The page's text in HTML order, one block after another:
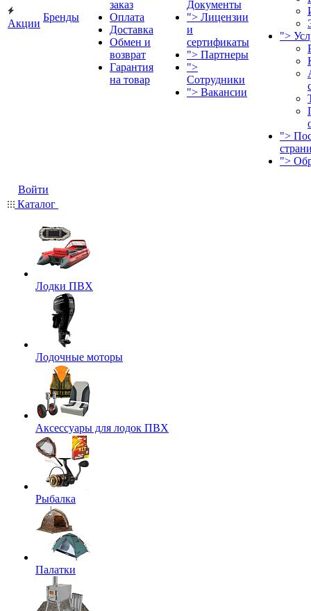
Акции
Бренды
заказ
Оплата
Доставка
Обмен и
возврат
Гарантия
на товар
Документы
"> Лицензии
и
сертификаты
"> Партнеры
">
Сотрудники
"> Вакансии
">
">
">
Войти
Каталог
Лодки ПВХ
Лодочные моторы
Аксессуары для лодок ПВХ
Рыбалка
Палатки